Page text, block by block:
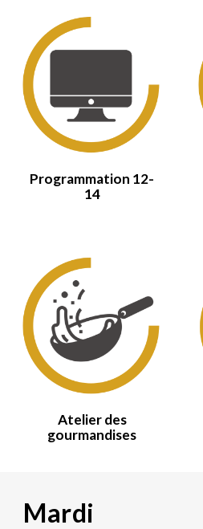
Programmation 12-
14
Atelier des
gourmandises
Mardi